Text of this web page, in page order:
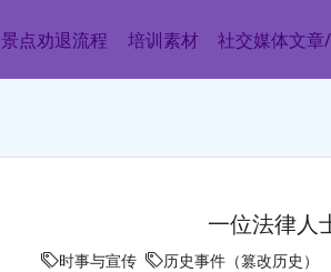
景点劝退流程 培训素材 社交媒体文章
一位法律人
时事与宣传 历史事件（篡改历史）